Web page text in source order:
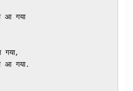
आ गया
गया,
आ गया.